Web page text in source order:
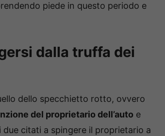
piede in questo periodo e
dalla truffa dei
dello specchietto rotto, ovvero
del proprietario dell’auto e
citati a spingere il proprietario a